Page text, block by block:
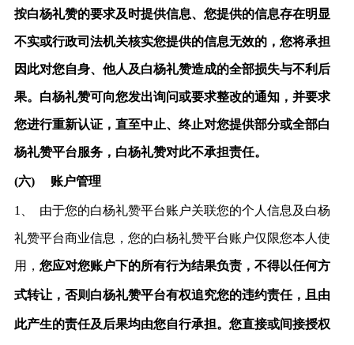
按白杨礼赞的要求及时提供信息、您提供的信息存在明显
不实或行政司法机关核实您提供的信息无效的，您将承担
因此对您自身、他人及白杨礼赞造成的全部损失与不利后
果。白杨礼赞可向您发出询问或要求整改的通知，并要求
您进行重新认证，直至中止、终止对您提供部分或全部白
杨礼赞平台服务，白杨礼赞对此不承担责任。
(六) 账户管理
1、 由于您的白杨礼赞平台账户关联您的个人信息及白杨
礼赞平台商业信息，您的白杨礼赞平台账户仅限您本人使
用， 您应对您账户下的所有行为结果负责，不得以任何方
式转让，否则白杨礼赞平台有权追究您的违约责任，且由
此产生的责任及后果均由您自行承担。您直接或间接授权